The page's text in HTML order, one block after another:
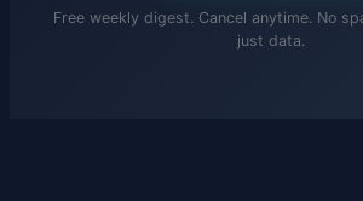
Free weekly digest. Cancel anytime. No
just data.